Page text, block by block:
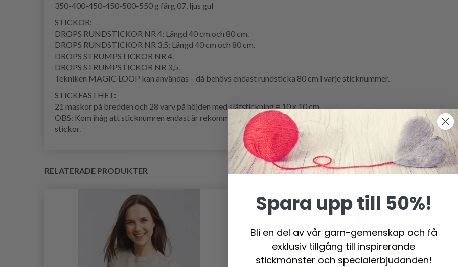
350-400-450-450-500-550 g färg 07, ljus gul
STICKOR:
DROPS RUNDSTICKOR NR 4: Längd 40 cm och 80 cm.
DROPS RUNDSTICKOR NR 3,5: Längd 40 cm och 80 cm.
DROPS STRUMPSTICKOR NR 4.
DROPS STRUMPSTICKOR NR 3,5.
Tekniken MAGIC LOOP kan användas – då behövs endast rundsticka 80 cm i varje sticknummer.
STICKFASTHET:
21 maskor på bredden och 28 varv på höjden med slätstickning = 10 x 10 cm.
OBS: Kom ihåg att sticknumren endast är rekommenderade. Får du för många maskor på 10 cm, byt till tjockare
stickor.
RELATERADE PRODUKTER
Spara upp till 50%!
Bli en del av vår garn-gemenskap och få
exklusiv tillgång till inspirerande
stickmönster och specialerbjudanden!